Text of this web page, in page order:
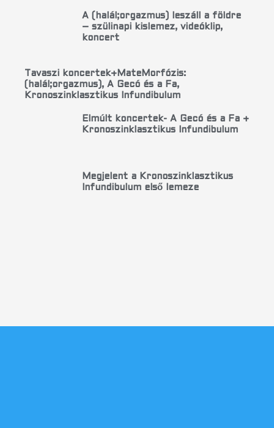
A (halál;orgazmus) leszáll a földre
– szülinapi kislemez, videóklip,
koncert
Tavaszi koncertek+MateMorfózis:
(halál;orgazmus), A Gecó és a Fa,
Kronoszinklasztikus Infundibulum
Elmúlt koncertek- A Gecó és a Fa +
Kronoszinklasztikus Infundibulum
Megjelent a Kronoszinklasztikus
Infundibulum első lemeze